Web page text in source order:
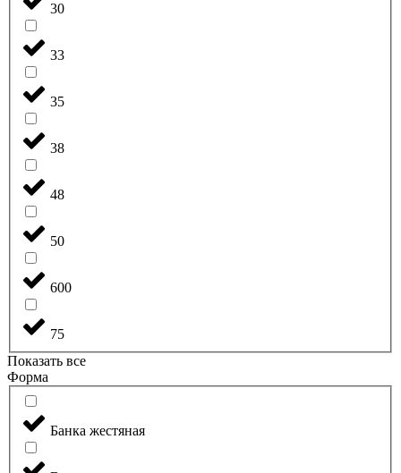
30
33
35
38
48
50
600
75
Показать все
Форма
Банка жестяная